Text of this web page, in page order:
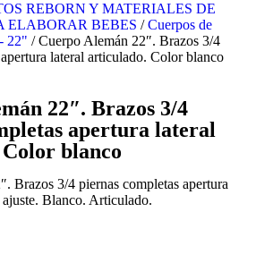
REBORN Y MATERIALES DE
ELABORAR BEBES /Cuerpos de
22" / Cuerpo Alemán 22″. Brazos 3/4
lateral articulado. Color blanco
22″. Brazos 3/4
apertura lateral
blanco
Brazos 3/4 piernas completas apertura
Blanco. Articulado.